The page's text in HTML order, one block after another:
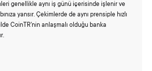
genellikle aynı iş günü içerisinde işlenir ve
yansır. Çekimlerde de aynı prensiple hızlı
CoinTR'nin anlaşmalı olduğu banka